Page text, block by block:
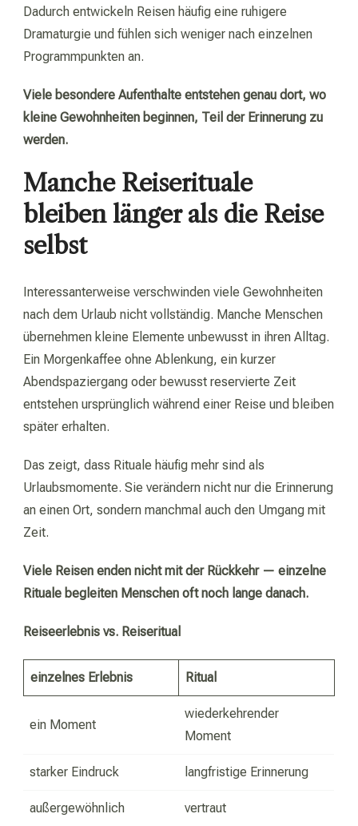
Dadurch entwickeln Reisen häufig eine ruhigere
Dramaturgie und fühlen sich weniger nach einzelnen
Programmpunkten an.
Viele besondere Aufenthalte entstehen genau dort, wo
kleine Gewohnheiten beginnen, Teil der Erinnerung zu
werden.
Manche Reiserituale
bleiben länger als die Reise
selbst
Interessanterweise verschwinden viele Gewohnheiten
nach dem Urlaub nicht vollständig. Manche Menschen
übernehmen kleine Elemente unbewusst in ihren Alltag.
Ein Morgenkaffee ohne Ablenkung, ein kurzer
Abendspaziergang oder bewusst reservierte Zeit
entstehen ursprünglich während einer Reise und bleiben
später erhalten.
Das zeigt, dass Rituale häufig mehr sind als
Urlaubsmomente. Sie verändern nicht nur die Erinnerung
an einen Ort, sondern manchmal auch den Umgang mit
Zeit.
Viele Reisen enden nicht mit der Rückkehr — einzelne
Rituale begleiten Menschen oft noch lange danach.
Reiseerlebnis vs. Reiseritual
einzelnes Erlebnis Ritual
ein Moment
wiederkehrender
Moment
starker Eindruck langfristige Erinnerung
außergewöhnlich vertraut